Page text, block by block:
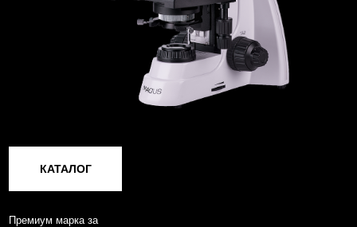
+359 882 53 7689
Премиум марка за
КАТАЛОГ